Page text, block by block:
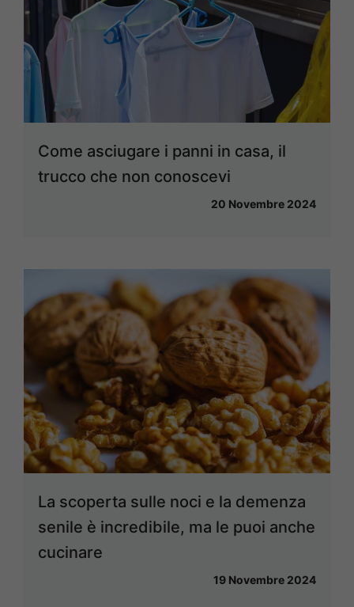
Come asciugare i panni in casa, il
trucco che non conoscevi
20 Novembre 2024
La scoperta sulle noci e la demenza
senile è incredibile, ma le puoi anche
cucinare
19 Novembre 2024